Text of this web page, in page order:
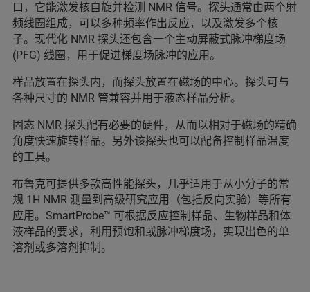
口，它能激发核自旋并检测 NMR 信号。探头通常由两个射
频线圈组成，可以多种频率作出反应，以及激发多个核
子。现代化 NMR 探头还包含一个主动屏蔽式脉冲梯度场
(PFG) 线圈，用于促进梯度场脉冲的应用。
样品放置在探头内，而探头放置在磁场的中心。探头可与
各种尺寸的 NMR 管兼容并用于液态样品分析。
固态 NMR 探头配有必要的硬件，从而以相对于磁场的精确
角度快速旋转样品。另外该探头也可以配备控制样品温度
的工具。
布鲁克可提供多款高性能探头，几乎适用于从小分子的常
规 1H NMR 测量到高级研究应用（包括反向实验）等所有
应用。SmartProbe™ 可根据反应控制样品、生物样品和体
液样品的要求，利用预饱和或脉冲梯度场，实现出色的单
溶剂或多溶剂抑制。